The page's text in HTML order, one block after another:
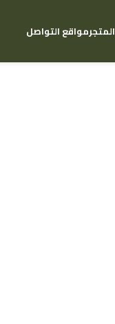
المتجرمواقع التواصل